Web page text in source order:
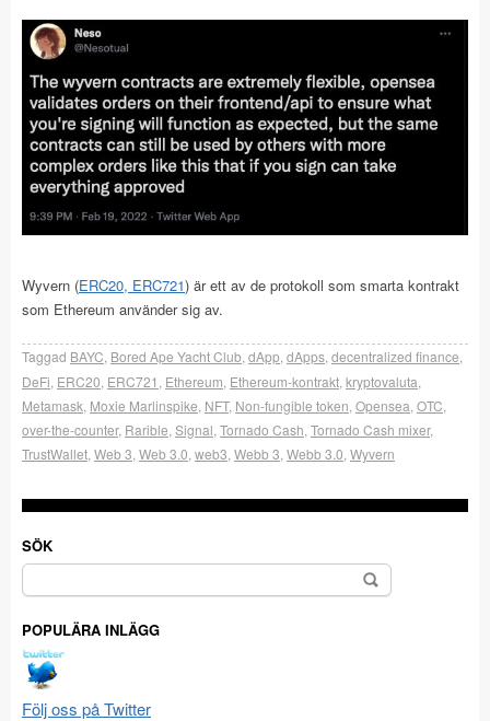
Wyvern (ERC20, ERC721) är ett av de protokoll som smarta kontrakt
som Ethereum använder sig av.
Taggad BAYC Bored Ape Yacht Club dApp dApps decentralized finance
DeFi ERC20 ERC721 Ethereum Ethereum-kontrakt kryptovaluta
Metamask Moxie Marlinspike NFT, Non-fungible token Opensea OTC
over-the-counter, Rarible Signal Tornado Cash Tornado Cash mixer,
TrustWallet Web 3 Web 3.0 web3 Webb 3 Webb 3.0 Wyvern
SÖK
Sök
efter:
POPULÄRA INLÄGG
Följ oss på Twitter